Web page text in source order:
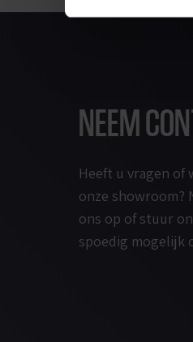
NEEM
Heeft u vragen of
onze showroom?
ons op of stuur
spoedig mogelijk